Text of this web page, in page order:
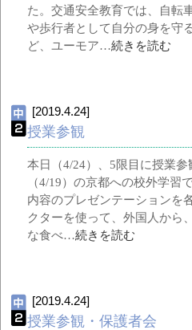
た。交通安全教育では、自転
や歩行者として自分の身を守
ど、ユーモア…続きを読む
[2019.4.24]
授業参観
本日（4/24）、5限目に授業参
（4/19）の京都への校外学習
内容のプレゼンテーションを
クターを使って、外国人から
な食べ…続きを読む
[2019.4.24]
授業参観・保護者会